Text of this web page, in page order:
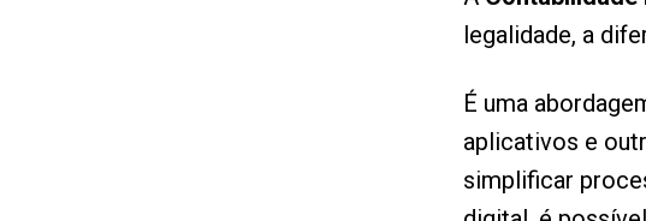
legalidade, a
É uma
aplicativos e
simplificar